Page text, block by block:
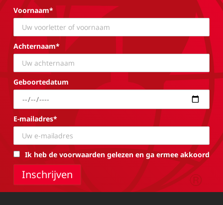
Voornaam*
Achternaam*
Geboortedatum
E-mailadres*
Ik heb de voorwaarden gelezen en ga ermee akkoord